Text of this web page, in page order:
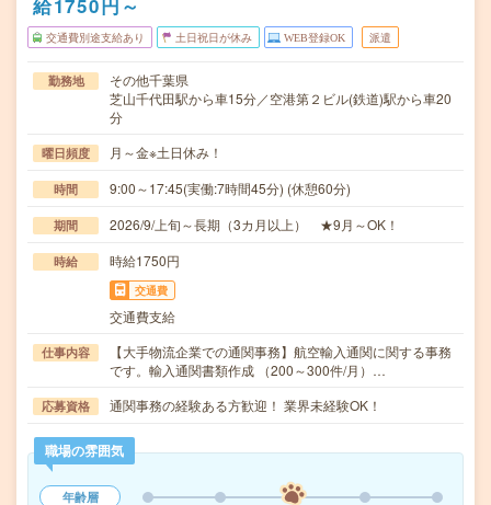
給1750円～
交通費別途支給あり 土日祝日が休み WEB登録OK 派遣
勤務地
その他千葉県
芝山千代田駅から車15分／空港第２ビル(鉄道)駅から車20
分
曜日頻度 月～金※土日休み！
時間 9:00～17:45(実働:7時間45分) (休憩60分)
期間 2026/9/上旬～長期（3カ月以上） ★9月～OK！
時給 時給1750円
交通費
交通費支給
仕事内容
【大手物流企業での通関事務】航空輸入通関に関する事務
です。輸入通関書類作成 （200～300件/月）…
応募資格 通関事務の経験ある方歓迎！ 業界未経験OK！
職場の雰囲気
年齢層